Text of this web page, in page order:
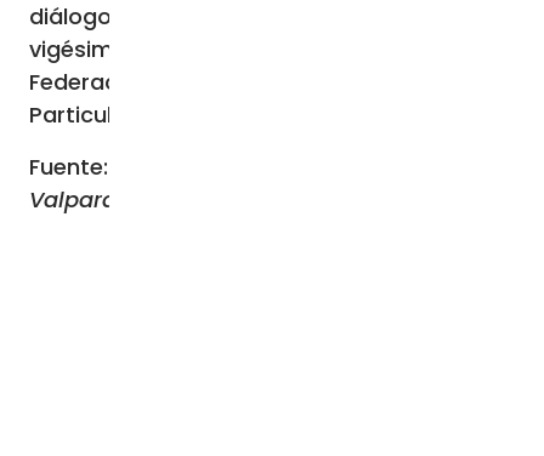
diálogo, que marcó el inicio de este
vigésimo Congreso de Educación de la
Federación de Instituciones Educativas
Particulares.
Fuente: Comunicaciones Valparaíso
Valparaíso, 29-09-2023